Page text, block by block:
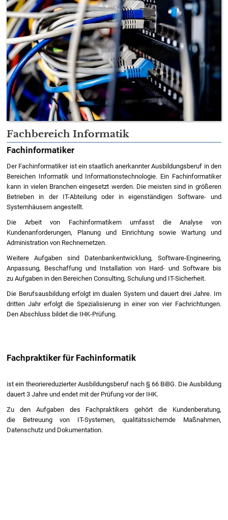
Fachbereich Informatik
Fachinformatiker
Der Fachinformatiker ist ein staatlich anerkannter Ausbildungsberuf in den
Bereichen Informatik und Informationstechnologie. Ein Fachinformatiker
kann in vielen Branchen eingesetzt werden. Die meisten sind in größeren
Betrieben in der IT-Abteilung oder in eigenständigen Software- und
Systemhäusern angestellt.
Die Arbeit von Fachinformatikern umfasst die Analyse von
Kundenanforderungen, Planung und Einrichtung sowie Wartung und
Administration von Rechnernetzen.
Weitere Aufgaben sind Datenbankentwicklung, Software-Engineering,
Anpassung, Beschaffung und Installation von Hard- und Software bis
zu Aufgaben in den Bereichen Consulting, Schulung und IT-Sicherheit.
Die Berufsausbildung erfolgt im dualen System und dauert drei Jahre. Im
dritten Jahr erfolgt die Spezialisierung in einer von vier Fachrichtungen.
Den Abschluss bildet die IHK-Prüfung.
Fachpraktiker für Fachinformatik
ist ein theoriereduzierter Ausbildungsberuf nach § 66 BiBG. Die Ausbildung
dauert 3 Jahre und endet mit der Prüfung vor der IHK.
Zu den Aufgaben des Fachpraktikers gehört die Kundenberatung,
die Betreuung von IT-Systemen, qualitätssichernde Maßnahmen,
Datenschutz und Dokumentation.